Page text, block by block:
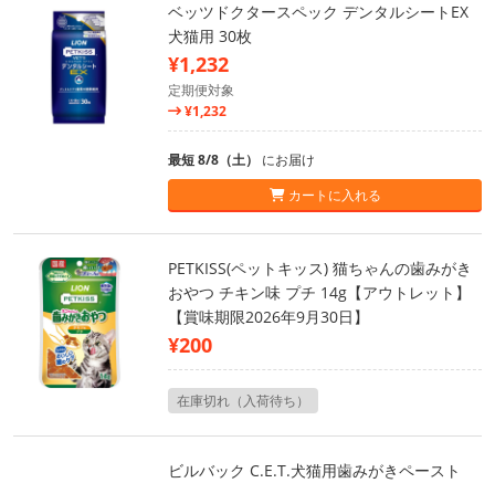
ベッツドクタースペック デンタルシートEX
犬猫用 30枚
¥1,232
定期便対象
¥1,232
最短 8/8（土） にお届け
カートに入れる
PETKISS(ペットキッス) 猫ちゃんの歯みがき
おやつ チキン味 プチ 14g【アウトレット】
【賞味期限2026年9月30日】
¥200
在庫切れ（入荷待ち）
ビルバック C.E.T.犬猫用歯みがきペースト